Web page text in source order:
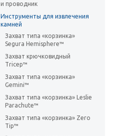
и проводник
Инструменты для извлечения
камней
Захват типа «корзинка»
Segura Hemisphere™
Захват крючковидный
Tricep™
Захват типа «корзинка»
Gemini™
Захват типа «корзинка» Leslie
Parachute™
Захват типа «корзинка» Zero
Tip™